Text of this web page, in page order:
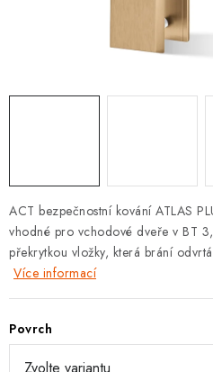
KLIKY - EASY LOCK
CYLINDRICKÉ VLOŽKY
VISACÍ ZÁMKY
ZÁMKY, PETLICE A ZÁVORY
SPECIÁLNÍ KOVÁNÍ
ACT bezpečnostní kování ATLAS
vhodné pro vchodové dveře v BT
překrytkou vložky, která brání
Více informací
Povrch